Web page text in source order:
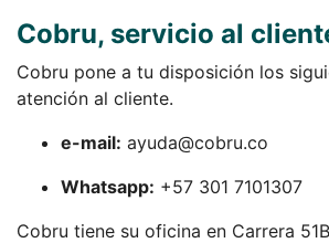
Cobru, servicio al
Cobru pone a tu disposición los
atención al cliente.
e-mail: ayuda@cobru.co
Whatsapp: +57 301 7101307
Cobru tiene su oficina en Carrera